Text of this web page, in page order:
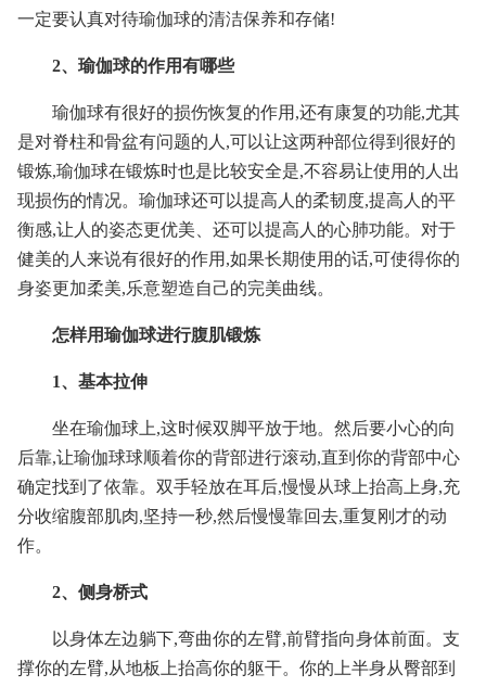
一定要认真对待瑜伽球的清洁保养和存储!
2、瑜伽球的作用有哪些
瑜伽球有很好的损伤恢复的作用,还有康复的功能,尤其
是对脊柱和骨盆有问题的人,可以让这两种部位得到很好的
锻炼,瑜伽球在锻炼时也是比较安全是,不容易让使用的人出
现损伤的情况。瑜伽球还可以提高人的柔韧度,提高人的平
衡感,让人的姿态更优美、还可以提高人的心肺功能。对于
健美的人来说有很好的作用,如果长期使用的话,可使得你的
身姿更加柔美,乐意塑造自己的完美曲线。
怎样用瑜伽球进行腹肌锻炼
1、基本拉伸
坐在瑜伽球上,这时候双脚平放于地。然后要小心的向
后靠,让瑜伽球球顺着你的背部进行滚动,直到你的背部中心
确定找到了依靠。双手轻放在耳后,慢慢从球上抬高上身,充
分收缩腹部肌肉,坚持一秒,然后慢慢靠回去,重复刚才的动
作。
2、侧身桥式
以身体左边躺下,弯曲你的左臂,前臂指向身体前面。支
撑你的左臂,从地板上抬高你的躯干。你的上半身从臀部到